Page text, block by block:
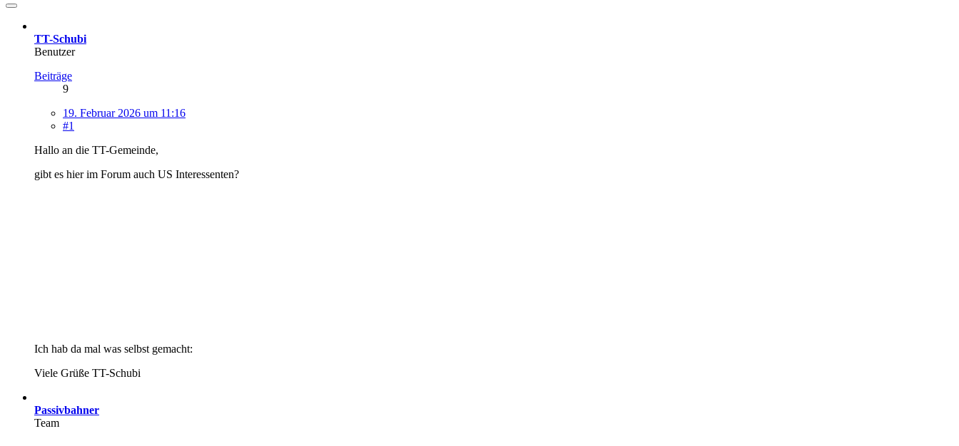
TT-Schubi
Benutzer
Beiträge
9
19. Februar 2026 um 11:16
#1
Hallo an die TT-Gemeinde,
gibt es hier im Forum auch US Interessenten?
Ich hab da mal was selbst gemacht:
Viele Grüße TT-Schubi
Passivbahner
Team